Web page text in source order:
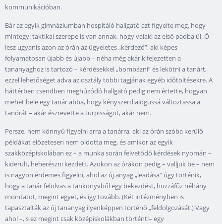
kommunikációban.
Bár az egyik gimnáziumban hospitáló hallgató azt figyelte meg, hogy
mintegy: taktikai szerepe is van annak, hogy valaki az első padba ül. Ő
lesz ugyanis azon az órán az ügyeletes „kérdező”, aki képes
folyamatosan újabb és újabb – néha még akár kifejezetten a
tananyaghoz is tartozó – kérdésekkel „bombázni” és lekötni a tanárt,
ezzel lehetőséget adva az osztály többi tagjának egyéb időtöltésekre. A
háttérben csendben meghúzódó hallgató pedig nem értette, hogyan
mehet bele egy tanár abba, hogy kényszerdialógussá változtassa a
tanórát – akár észrevette a turpisságot, akár nem.
Persze, nem könnyű figyelni arra a tanárra, aki az órán szóba kerülő
példákat előzetesen nem oldotta meg, és amikor az egyik
szakközépiskolában ez – a munka során felvetődő kérdések nyomán –
kiderült, heherészni kezdett. Azokon az órákon pedig – valljuk be – nem
is nagyon érdemes figyelni, ahol az új anyag „leadása” úgy történik,
hogy a tanár felolvas a tankönyvből egy bekezdést, hozzáfűz néhány
mondatot, megint egyet, és így tovább. (Két intézményben is
tapasztalták az új tananyag ilyenképpen történő „feldolgozását.) Vagy
ahol –, s ez megint csak középiskolákban történt!– egy